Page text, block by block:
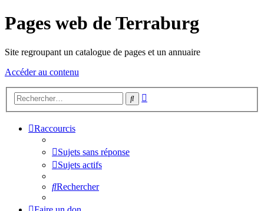
Pages web de Terraburg
Site regroupant un catalogue de pages et un annuaire
Accéder au contenu
Rechercher
Raccourcis
Sujets sans réponse
Sujets actifs
Rechercher